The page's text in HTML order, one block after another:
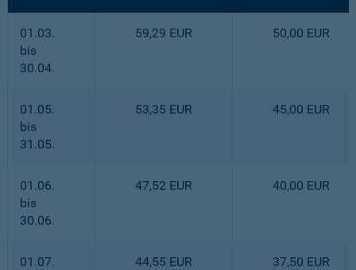
01.03.
bis
30.04.
59,29 EUR 50,00 EUR
01.05.
bis
31.05.
53,35 EUR 45,00 EUR
01.06.
bis
30.06.
47,52 EUR 40,00 EUR
01.07.
44,55 EUR 37,50 EUR